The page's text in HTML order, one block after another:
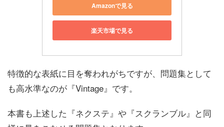
Amazonで見る
楽天市場で見る
特徴的な表紙に目を奪われがちですが、問題集として
も高水準なのが『Vintage』です。
本書も上述した『ネクステ』や『スクランブル』と同